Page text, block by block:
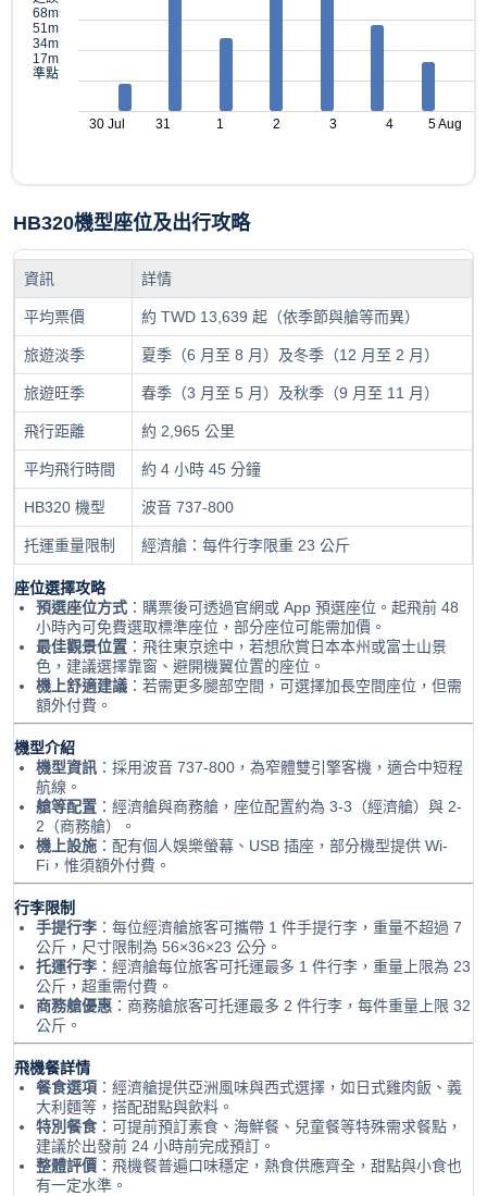
68m
51m
34m
17m
準點
30 Jul 31 1 2 3 4 5 Aug
HB320機型座位及出行攻略
資訊 詳情
平均票價 約 TWD 13,639 起（依季節與艙等而異）
旅遊淡季 夏季（6 月至 8 月）及冬季（12 月至 2 月）
旅遊旺季 春季（3 月至 5 月）及秋季（9 月至 11 月）
飛行距離 約 2,965 公里
平均飛行時間 約 4 小時 45 分鐘
HB320 機型 波音 737-800
托運重量限制 經濟艙：每件行李限重 23 公斤
座位選擇攻略
預選座位方式 ：購票後可透過官網或 App 預選座位。起飛前 48
小時內可免費選取標準座位，部分座位可能需加價。
最佳觀景位置 ：飛往東京途中，若想欣賞日本本州或富士山景
色，建議選擇靠窗、避開機翼位置的座位。
機上舒適建議 ：若需更多腿部空間，可選擇加長空間座位，但需
額外付費。
機型介紹
機型資訊 ：採用波音 737-800，為窄體雙引擎客機，適合中短程
航線。
艙等配置 ：經濟艙與商務艙，座位配置約為 3-3（經濟艙）與 2-
2（商務艙）。
機上設施 ：配有個人娛樂螢幕、USB 插座，部分機型提供 Wi-
Fi，惟須額外付費。
行李限制
手提行李 ：每位經濟艙旅客可攜帶 1 件手提行李，重量不超過 7
公斤，尺寸限制為 56×36×23 公分。
托運行李 ：經濟艙每位旅客可托運最多 1 件行李，重量上限為 23
公斤，超重需付費。
商務艙優惠 ：商務艙旅客可托運最多 2 件行李，每件重量上限 32
公斤。
飛機餐詳情
餐食選項 ：經濟艙提供亞洲風味與西式選擇，如日式雞肉飯、義
大利麵等，搭配甜點與飲料。
特別餐食 ：可提前預訂素食、海鮮餐、兒童餐等特殊需求餐點，
建議於出發前 24 小時前完成預訂。
整體評價 ：飛機餐普遍口味穩定，熱食供應齊全，甜點與小食也
有一定水準。